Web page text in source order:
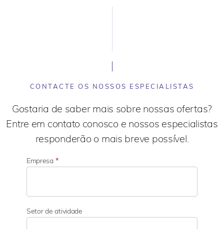
CONTACTE OS NOSSOS ESPECIALISTAS
Gostaria de saber mais sobre nossas ofertas?
Entre em contato conosco e nossos especialistas
responderão o mais breve possível.
Empresa *
Setor de atividade